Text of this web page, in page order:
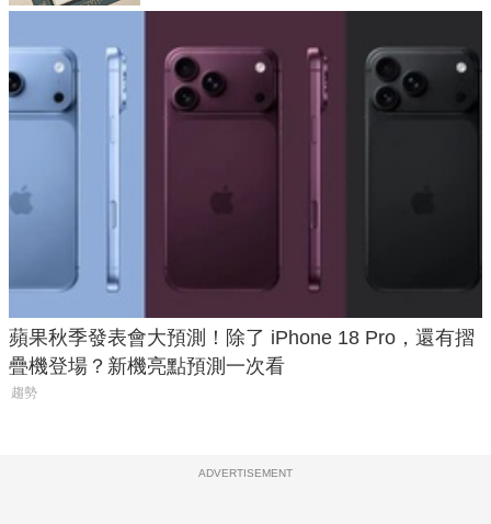
蘋果秋季發表會大預測！除了 iPhone 18 Pro，還有摺
疊機登場？新機亮點預測一次看
趨勢
ADVERTISEMENT